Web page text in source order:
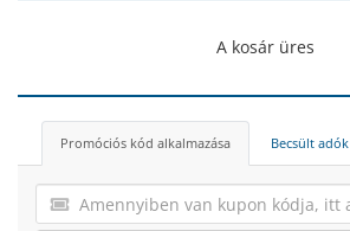
A kosár üres
Promóciós kód alkalmazása Becsült adók